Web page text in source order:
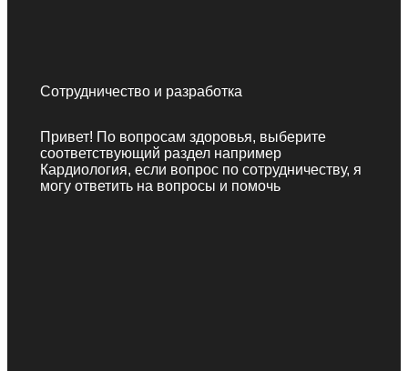
Сотрудничество и разработка
Привет! По вопросам здоровья, выберите
соответствующий раздел например
Кардиология, если вопрос по сотрудничеству, я
могу ответить на вопросы и помочь